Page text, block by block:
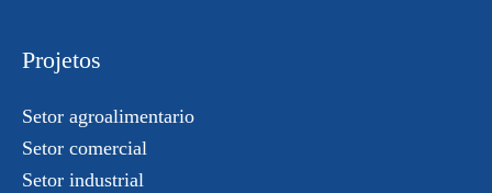
Projetos
Setor agroalimentario
Setor comercial
Setor industrial